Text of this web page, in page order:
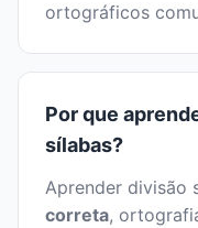
ortográficos
Por que
sílabas?
Aprender divisão
correta,